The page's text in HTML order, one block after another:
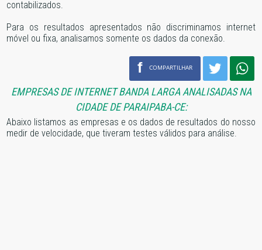
contabilizados.
Para os resultados apresentados não discriminamos internet
móvel ou fixa, analisamos somente os dados da conexão.
f COMPARTILHAR
EMPRESAS DE INTERNET BANDA LARGA ANALISADAS NA
CIDADE DE PARAIPABA-CE:
Abaixo listamos as empresas e os dados de resultados do nosso
medir de velocidade, que tiveram testes válidos para análise.